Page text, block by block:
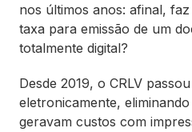
nos últimos anos: afinal,
taxa para emissão de um
totalmente digital?
Desde 2019, o CRLV
eletronicamente,
geravam custos com